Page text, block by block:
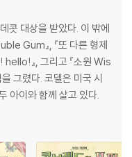
콧 대상을 받았다. 이 밖에
Gum』, 『또 다른 형제
』, 그리고 『소원 Wis
그렸다. 코델은 미국 시
아이와 함께 살고 있다.